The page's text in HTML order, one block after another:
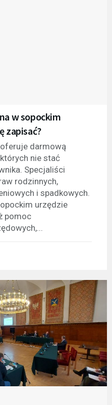
w sopockim
zapisać?
darmową
nie stać
Specjaliści
rodzinnych,
i spadkowych.
urzędzie
pomoc